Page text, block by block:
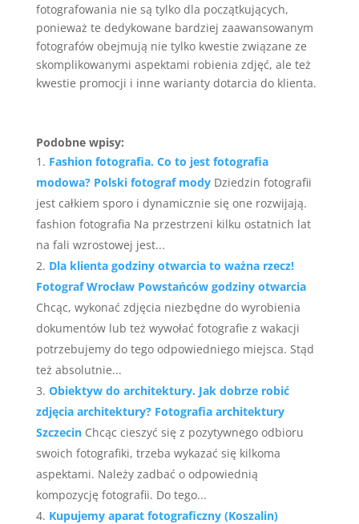
fotografowania nie są tylko dla początkujących,
ponieważ te dedykowane bardziej zaawansowanym
fotografów obejmują nie tylko kwestie związane ze
skomplikowanymi aspektami robienia zdjęć, ale też
kwestie promocji i inne warianty dotarcia do klienta.
Podobne wpisy:
Fashion fotografia. Co to jest fotografia
modowa? Polski fotograf mody Dziedzin fotografii
jest całkiem sporo i dynamicznie się one rozwijają.
fashion fotografia Na przestrzeni kilku ostatnich lat
na fali wzrostowej jest...
Dla klienta godziny otwarcia to ważna rzecz!
Fotograf Wrocław Powstańców godziny otwarcia
Chcąc, wykonać zdjęcia niezbędne do wyrobienia
dokumentów lub też wywołać fotografie z wakacji
potrzebujemy do tego odpowiedniego miejsca. Stąd
też absolutnie...
Obiektyw do architektury. Jak dobrze robić
zdjęcia architektury? Fotografia architektury
Szczecin Chcąc cieszyć się z pozytywnego odbioru
swoich fotografiki, trzeba wykazać się kilkoma
aspektami. Należy zadbać o odpowiednią
kompozycję fotografii. Do tego...
Kupujemy aparat fotograficzny (Koszalin)